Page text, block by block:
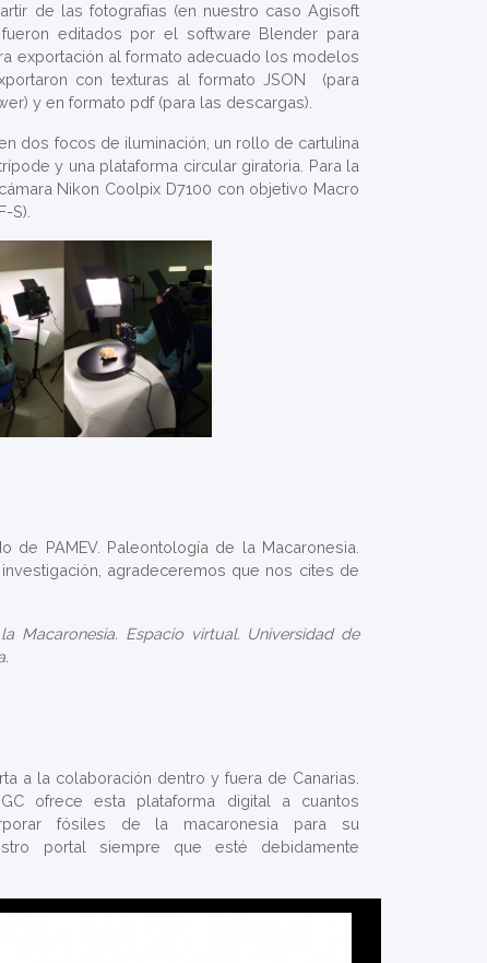
de las fotografías (en nuestro caso Agisoft
editados por el software Blender para
exportación al formato adecuado los modelos
con texturas al formato JSON (para
y en formato pdf (para las descargas).
dos focos de iluminación, un rollo de cartulina
y una plataforma circular giratoria. Para la
Nikon Coolpix D7100 con objetivo Macro
S).
de PAMEV. Paleontología de la Macaronesia.
agradeceremos que nos cites de
Macaronesia. Espacio virtual. Universidad de
a la colaboración dentro y fuera de Canarias.
ofrece esta plataforma digital a cuantos
fósiles de la macaronesia para su
portal siempre que esté debidamente